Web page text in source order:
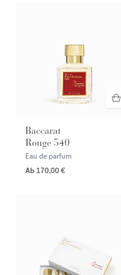
Baccarat
Rouge 540
Eau de parfum
Ab 170,00 €